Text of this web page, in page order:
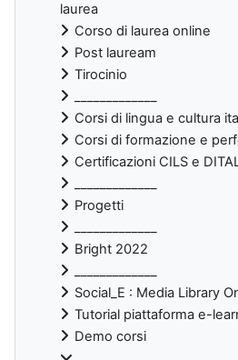
laurea
Corso di laurea online
Post lauream
Tirocinio
Corsi di lingua e cultura
Corsi di formazione e
Certificazioni CILS e
Progetti
Bright 2022
Social_E : Media Library
Tutorial piattaforma e-
Demo corsi